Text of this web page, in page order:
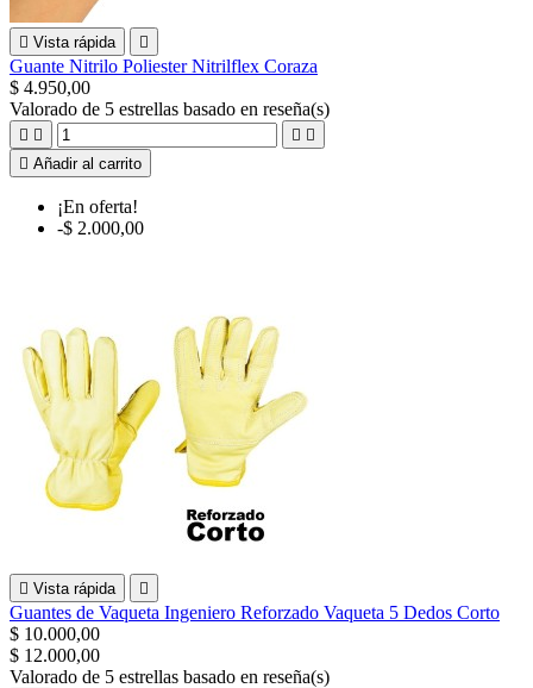
 Vista rápida 
Guante Nitrilo Poliester Nitrilflex Coraza
$ 4.950,00
Valorado de 5 estrellas basado en reseña(s)
   
 Añadir al carrito
¡En oferta!
-$ 2.000,00
 Vista rápida 
Guantes de Vaqueta Ingeniero Reforzado Vaqueta 5 Dedos Corto
$ 10.000,00
$ 12.000,00
Valorado de 5 estrellas basado en reseña(s)